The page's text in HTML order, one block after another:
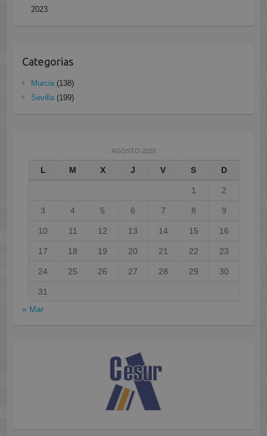
2023
Categorias
Murcia(138)
Sevilla(199)
AGOSTO 2026
L M X J V S D
1 2
3 4 5 6 7 8 9
10 11 12 13 14 15 16
17 18 19 20 21 22 23
24 25 26 27 28 29 30
31
« Mar